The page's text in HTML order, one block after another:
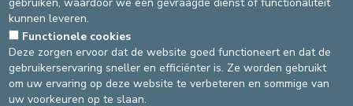
kunnen leveren.
Functionele cookies
Deze zorgen ervoor dat de website goed functioneert en dat de
gebruikerservaring sneller en efficiënter is. Ze worden gebruikt
om uw ervaring op deze website te verbeteren en sommige van
uw voorkeuren op te slaan.